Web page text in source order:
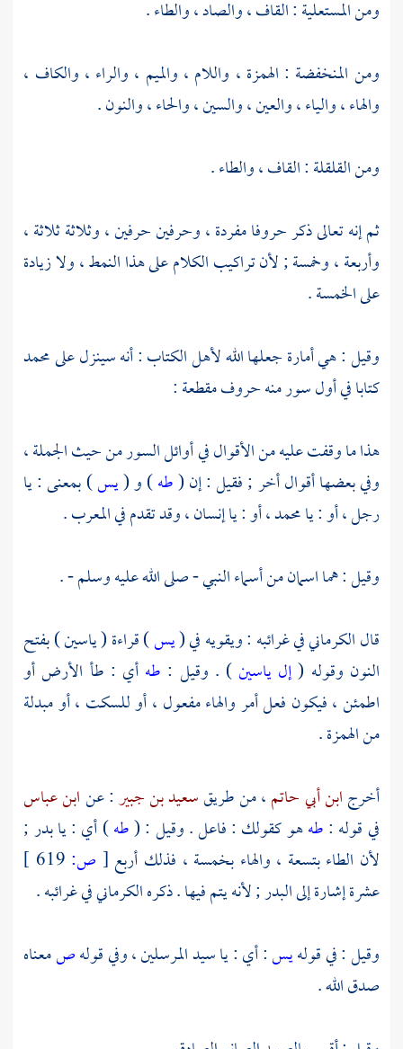
ومن المستعلية : القاف ، والصاد ، والطاء .
ومن المنخفضة : الهمزة ، واللام ، والميم ، والراء ، والكاف ،
والهاء ، والياء ، والعين ، والسين ، والحاء ، والنون .
ومن القلقلة : القاف ، والطاء .
ثم إنه تعالى ذكر حروفا مفردة ، وحرفين حرفين ، وثلاثة ثلاثة ،
وأربعة ، وخمسة ; لأن تراكيب الكلام على هذا النمط ، ولا زيادة
على الخمسة .
وقيل : هي أمارة جعلها الله لأهل الكتاب : أنه سينزل علىمحمد
كتابا في أول سور منه حروف مقطعة :
هذا ما وقفت عليه من الأقوال في أوائل السور من حيث الجملة ،
وفي بعضها أقوال أخر ; فقيل : إن (طه) و (يس) بمعنى : يا
رجل ، أو :يا محمد، أو : يا إنسان ، وقد تقدم في المعرب .
وقيل : هما اسمان من أسماء النبي - صلى الله عليه وسلم - .
قالالكرمانيفي غرائبه : ويقويه في (يس) قراءة ( ياسين ) بفتح
النون وقوله (إل ياسين) . وقيل : طهأي : طأ الأرض أو
اطمئن ، فيكون فعل أمر والهاء مفعول ، أو للسكت ، أو مبدلة
من الهمزة .
أخرجابن أبي حاتم، من طريقسعيد بن جبير: عنابن عباس
في قوله :طههو كقولك : فاعل . وقيل : (طه) أي : يا بدر ;
لأن الطاء بتسعة ، والهاء بخمسة ، فذلك أربع [ ص:
عشرة إشارة إلى البدر ; لأنه يتم فيها . ذكرهالكرمانيفي غرائبه .
وقيل : في قولهيس: أي : يا سيد المرسلين ، وفي قولهصمعناه
صدق الله .